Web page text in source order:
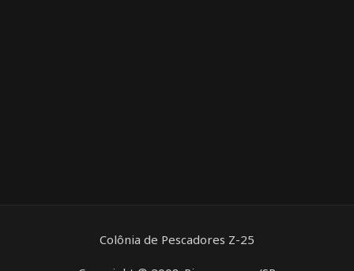
Colônia de Pescadores Z-25